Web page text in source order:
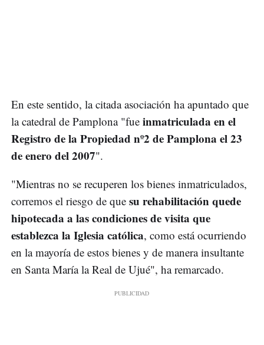
En este sentido, la citada asociación ha apuntado que
la catedral de Pamplona "fue inmatriculada en el
Registro de la Propiedad nº2 de Pamplona el 23
de enero del 2007".
"Mientras no se recuperen los bienes inmatriculados,
corremos el riesgo de que su rehabilitación quede
hipotecada a las condiciones de visita que
establezca la Iglesia católica, como está ocurriendo
en la mayoría de estos bienes y de manera insultante
en Santa María la Real de Ujué", ha remarcado.